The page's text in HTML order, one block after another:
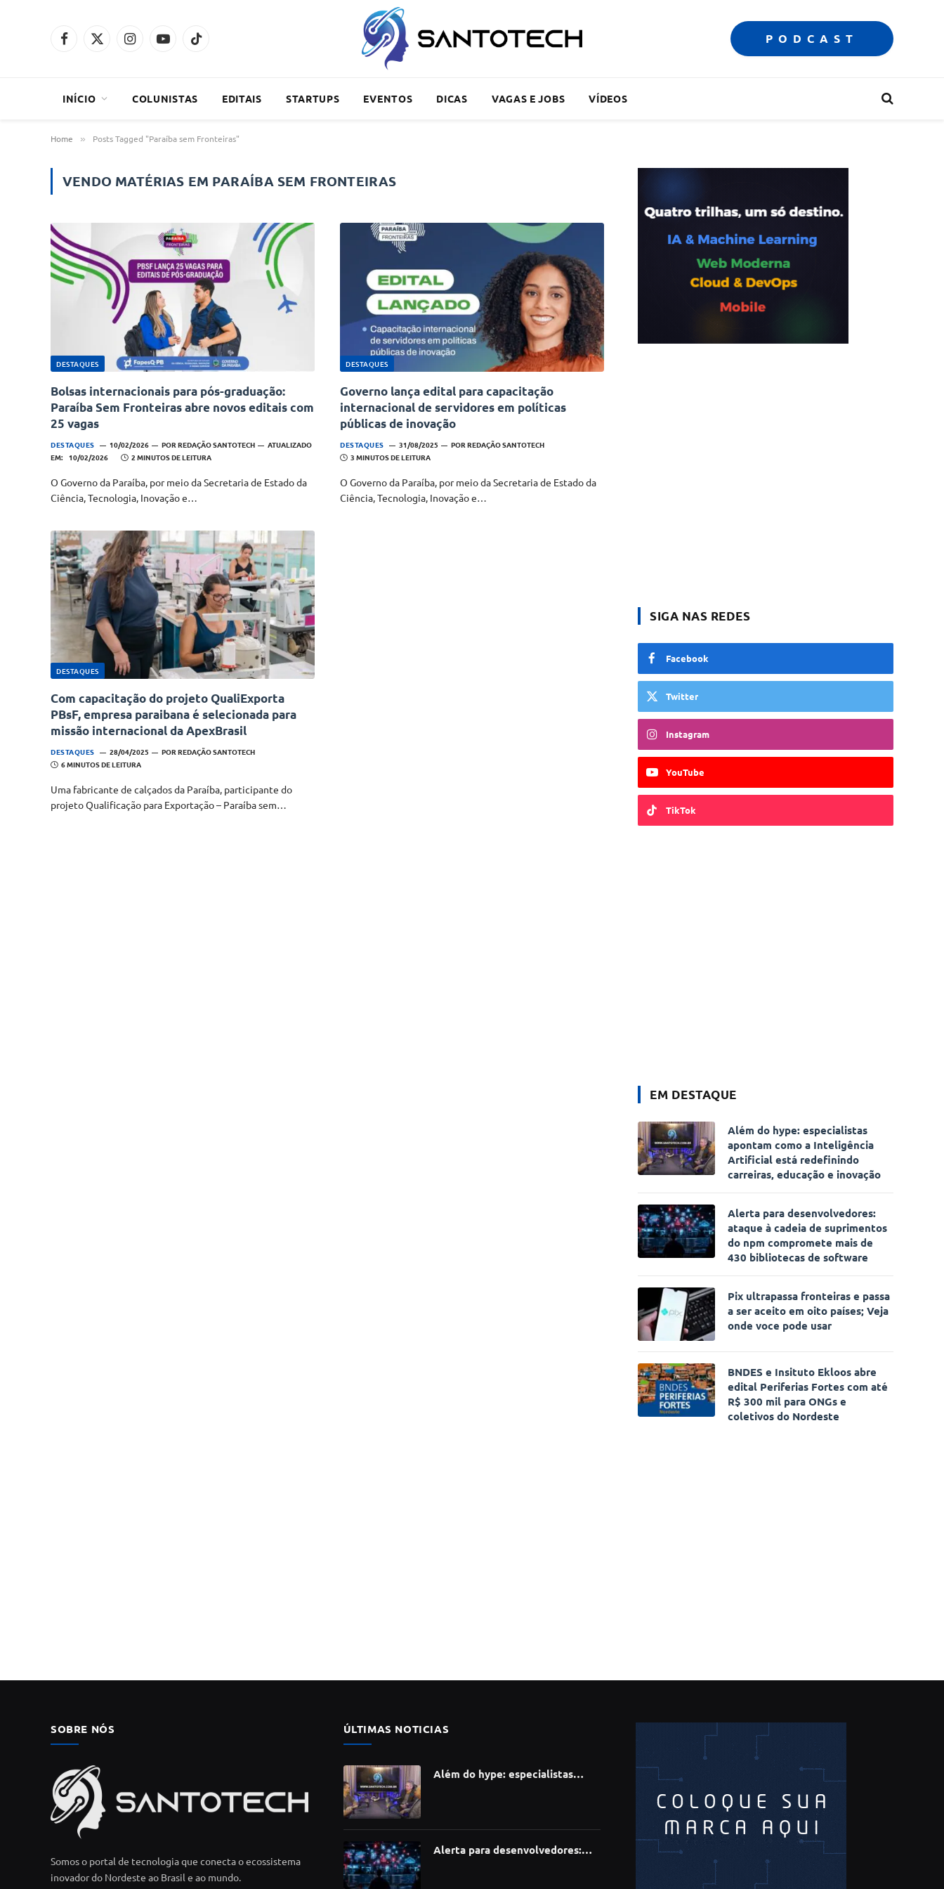
Facebook
X
InstagramYouTubeTikTok PODCAST
INÍCIO COLUNISTAS EDITAIS STARTUPS EVENTOS DICAS VAGAS E JOBS VÍDEOS
Home » Posts Tagged "Paraíba sem Fronteiras"
VENDO MATÉRIAS EM PARAÍBA SEM FRONTEIRAS
DESTAQUES
Bolsas internacionais para pós-graduação:
Paraíba Sem Fronteiras abre novos editais com
25 vagas
DESTAQUES 10/02/2026 POR REDAÇÃO SANTOTECH
ATUALIZADO
EM: 10/02/2026 2 MINUTOS DE LEITURA
O Governo da Paraíba, por meio da Secretaria de Estado da
Ciência, Tecnologia, Inovação e…
DESTAQUES
Governo lança edital para capacitação
internacional de servidores em políticas
públicas de inovação
DESTAQUES 31/08/2025 POR REDAÇÃO SANTOTECH
3 MINUTOS DE LEITURA
O Governo da Paraíba, por meio da Secretaria de Estado da
Ciência, Tecnologia, Inovação e…
DESTAQUES
Com capacitação do projeto QualiExporta
PBsF, empresa paraibana é selecionada para
missão internacional da ApexBrasil
DESTAQUES 28/04/2025 PORREDAÇÃO SANTOTECH
6 MINUTOS DE LEITURA
Uma fabricante de calçados da Paraíba, participante do
projeto Qualificação para Exportação – Paraíba sem…
SIGA NAS REDES
Facebook
Twitter
Instagram
YouTube
TikTok
EM DESTAQUE
Além do hype: especialistas
apontam como a Inteligência
Artificial está redefinindo
carreiras, educação e inovação
Alerta para desenvolvedores:
ataque à cadeia de suprimentos
do npm compromete mais de
430 bibliotecas de software
Pix ultrapassa fronteiras e passa
a ser aceito em oito países; Veja
onde voce pode usar
BNDES e Insituto Ekloos abre
edital Periferias Fortes com até
R$ 300 mil para ONGs e
coletivos do Nordeste
SOBRE NÓS
Somos o portal de tecnologia que conecta o ecossistema
inovador do Nordeste ao Brasil e ao mundo.
ÚLTIMAS NOTICIAS
Além do hype: especialistas
Alerta para desenvolvedores: